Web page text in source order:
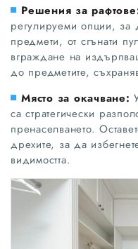
Решения за
регулируеми опции, за
предмети, от сгънати
вграждане на
до предметите,
Място за окачване:
са стратегически
пренаселването.
дрехите, за да
видимостта.